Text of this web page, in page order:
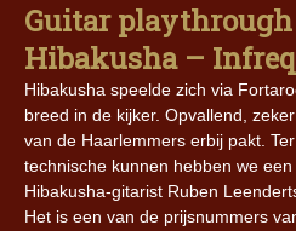
Guitar
Hibakusha –
Hibakusha speelde zich via
breed in de kijker. Opvallend,
van de Haarlemmers erbij pakt.
technische kunnen hebben we
Hibakusha-gitarist Ruben
Het is een van de prijsnummers